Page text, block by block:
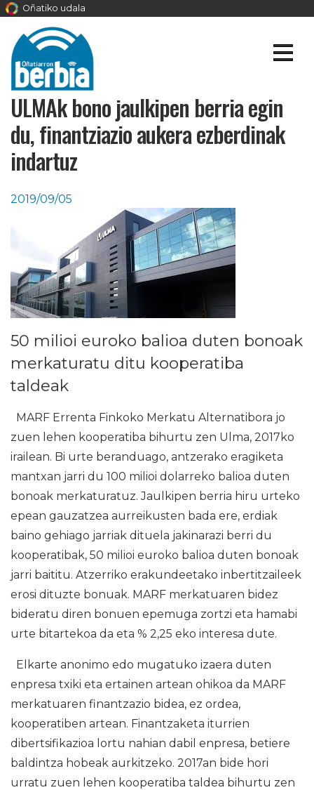
Oñatiko udala
ULMAk bono jaulkipen berria egin
du, finantziazio aukera ezberdinak
indartuz
2019/09/05
50 milioi euroko balioa duten bonoak
merkaturatu ditu kooperatiba
taldeak
MARF Errenta Finkoko Merkatu Alternatibora jo
zuen lehen kooperatiba bihurtu zen Ulma, 2017ko
irailean. Bi urte beranduago, antzerako eragiketa
mantxan jarri du 100 milioi dolarreko balioa duten
bonoak merkaturatuz. Jaulkipen berria hiru urteko
epean gauzatzea aurreikusten bada ere, erdiak
baino gehiago jarriak dituela jakinarazi berri du
kooperatibak, 50 milioi euroko balioa duten bonoak
jarri baititu. Atzerriko erakundeetako inbertitzaileek
erosi dituzte bonuak. MARF merkatuaren bidez
bideratu diren bonuen epemuga zortzi eta hamabi
urte bitartekoa da eta % 2,25 eko interesa dute.
Elkarte anonimo edo mugatuko izaera duten
enpresa txiki eta ertainen artean ohikoa da MARF
merkatuaren finantzazio bidea, ez ordea,
kooperatiben artean. Finantzaketa iturrien
dibertsifikazioa lortu nahian dabil enpresa, betiere
baldintza hobeak aurkitzeko. 2017an bide hori
urratu zuen lehen kooperatiba taldea bihurtu zen